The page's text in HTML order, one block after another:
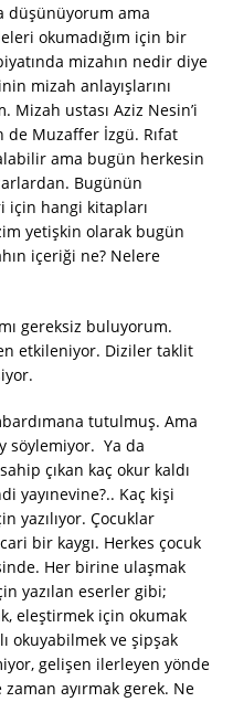
düşünüyorum ama
okumadığım için bir
mizahın nedir diye
mizah anlayışlarını
Mizah ustası Aziz Nesin’i
Muzaffer İzgü. Rıfat
ama bugün herkesin
Bugünün
için hangi kitapları
yetişkin olarak bugün
içeriği ne? Nelere
gereksiz buluyorum.
etkileniyor. Diziler taklit
tutulmuş. Ama
söylemiyor. Ya da
çıkan kaç okur kaldı
yayınevine?.. Kaç kişi
yazılıyor. Çocuklar
bir kaygı. Herkes çocuk
Her birine ulaşmak
yazılan eserler gibi;
eleştirmek için okumak
okuyabilmek ve şipşak
gelişen ilerleyen yönde
zaman ayırmak gerek. Ne